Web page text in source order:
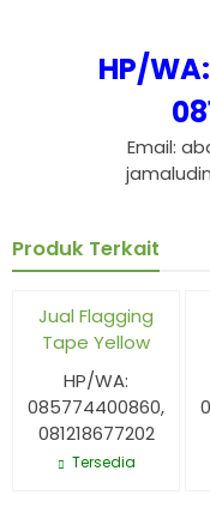
HP/
Email:
Produk Terkait
Jual Flagging
Tape Yellow
HP/WA:
085774400860,
081218677202
Tersedia